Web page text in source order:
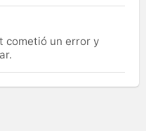
cometió un error y